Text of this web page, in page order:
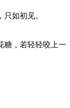
如初见。
糖，若轻轻咬上一